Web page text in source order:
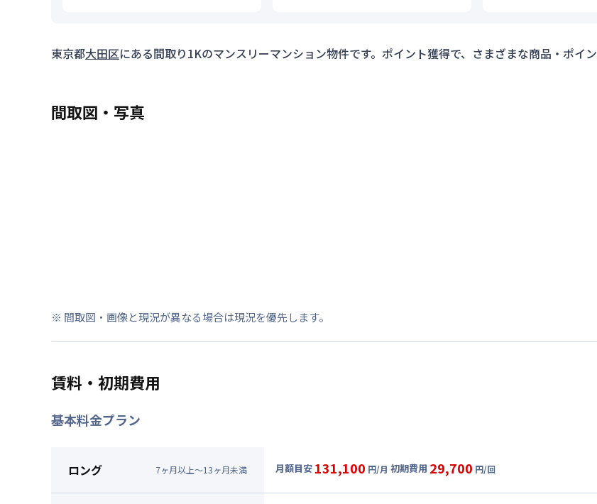
東京都大田区にある間取り1Kのマンスリーマンション物件です。ポイント獲得で、さまざまな商品・ポイ
間取図・写真
※ 間取図・画像と現況が異なる場合は現況を優先します。
賃料・初期費用
基本料金プラン
ロング 7ヶ月以上～13ヶ月未満 月額目安 131,100 円/月 初期費用 29,700 円/回